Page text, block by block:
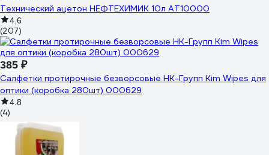
Технический ацетон НЕФТЕХИМИК 10л АТ10000
4.6
(207)
385 ₽
Салфетки протирочные безворсовые НК-Групп Kim Wipes для
оптики (коробка 280шт) 000629
4.8
(4)